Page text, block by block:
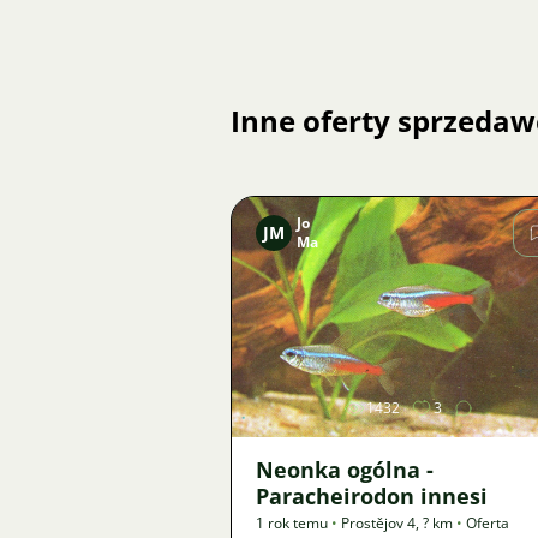
Inne oferty
Zdjęcie
JM
Jo
Ma
1432 3
Neonka ogólna -
Paracheirodon innesi
1 rok temu • Prostějov 4,? km • Oferta